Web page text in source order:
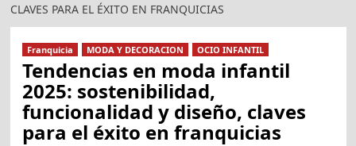
CLAVES PARA EL ÉXITO EN FRANQUICIAS
Franquicia MODA Y DECORACION OCIO INFANTIL
Tendencias en moda infantil
2025: sostenibilidad,
funcionalidad y diseño, claves
para el éxito en franquicias